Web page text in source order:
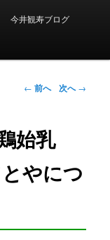
今井観寿ブログ
投稿ナビゲー
← 前へ 次へ→
始乳
やにつ